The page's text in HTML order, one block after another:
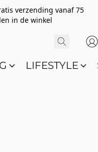
verzending vanaf 75
in de winkel
LIFESTYLE